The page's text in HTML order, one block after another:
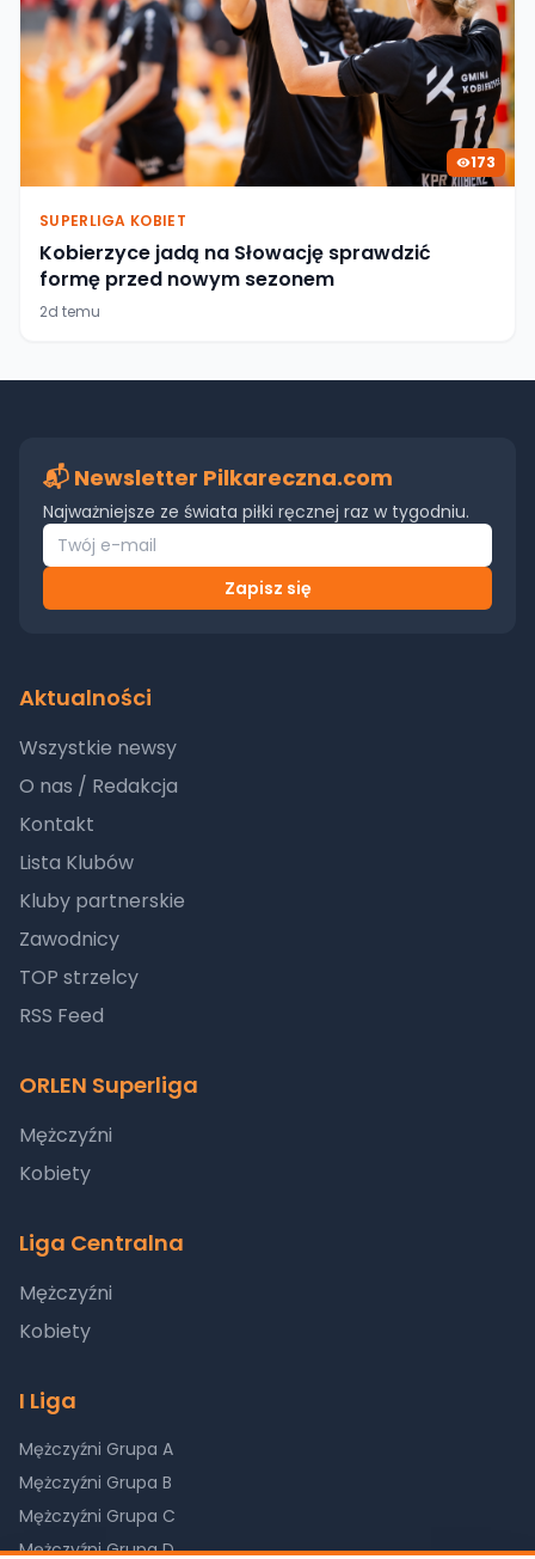
173
SUPERLIGA KOBIET
Kobierzyce jadą na Słowację sprawdzić
formę przed nowym sezonem
2d temu
📬 Newsletter Pilkareczna.com
Najważniejsze ze świata piłki ręcznej raz w tygodniu.
Zapisz się
Aktualności
Wszystkie newsy
O nas / Redakcja
Kontakt
Lista Klubów
Kluby partnerskie
Zawodnicy
TOP strzelcy
RSS Feed
ORLEN Superliga
Mężczyźni
Kobiety
Liga Centralna
Mężczyźni
Kobiety
I Liga
Mężczyźni Grupa A
Mężczyźni Grupa B
Mężczyźni Grupa C
Mężczyźni Grupa D